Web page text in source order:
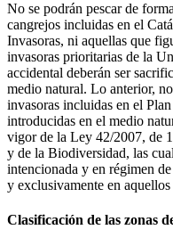
No se podrán pescar de
cangrejos incluidas en el
Invasoras, ni aquellas que
invasoras prioritarias de la
accidental deberán ser
medio natural. Lo anterior,
invasoras incluidas en el
introducidas en el medio
vigor de la Ley 42/2007, de
y de la Biodiversidad, las
intencionada y en régimen
y exclusivamente en
Clasificación de las zonas